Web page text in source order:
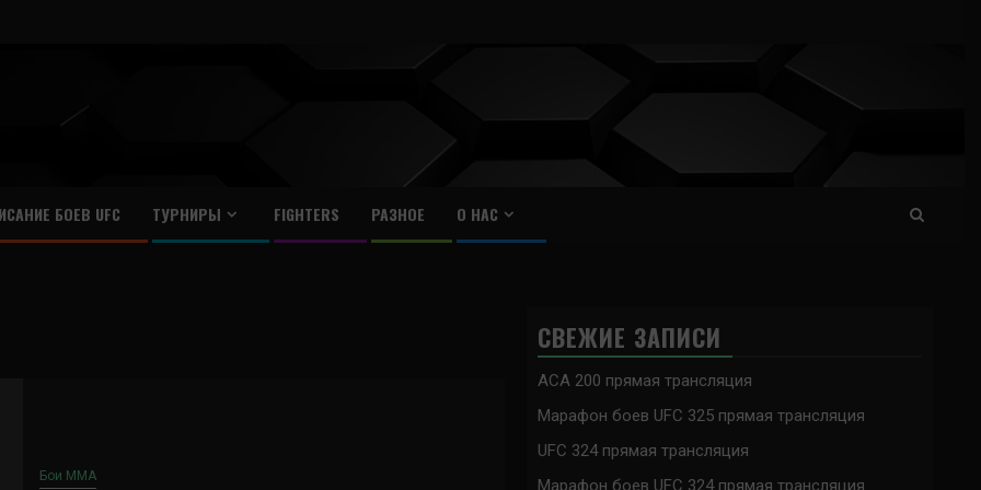
БОЕВ UFC ТУРНИРЫ FIGHTERS РАЗНОЕ О НАС
Бои ММА
СВЕЖИЕ ЗАПИСИ
ACA 200 прямая трансляция
Марафон боев UFC 325 прямая трансляция
UFC 324 прямая трансляция
Марафон боев UFC 324 прямая трансляция